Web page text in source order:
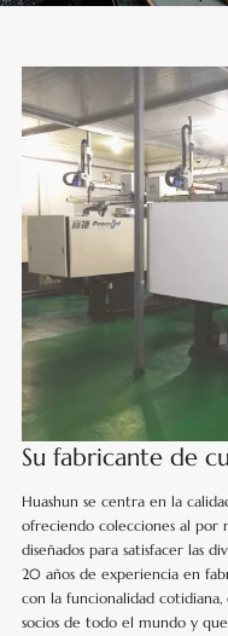
Su fabricante de
Huashun se centra en la
ofreciendo colecciones al por
diseñados para satisfacer las
20 años de experiencia en
con la funcionalidad
socios de todo el mundo y